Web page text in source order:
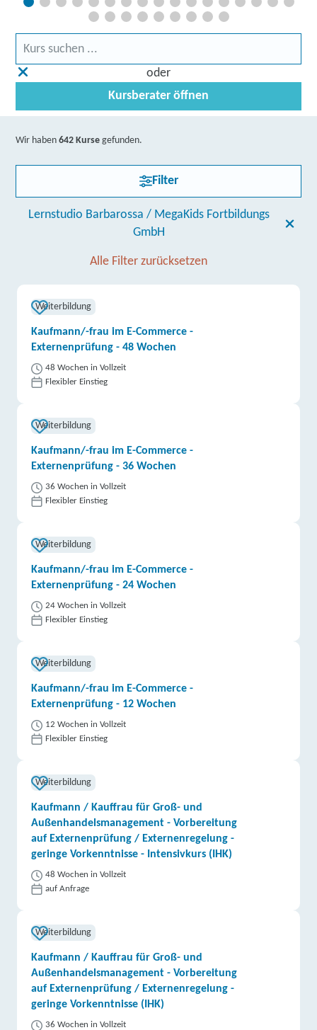
oder
Kursberater öffnen
Wir haben642 Kurse gefunden.
Filter
Lernstudio Barbarossa / MegaKids Fortbildungs
GmbH
Alle Filter zurücksetzen
Weiterbildung
Kaufmann/-frau im E-Commerce -
Externenprüfung - 48 Wochen
48 Wochen in Vollzeit
Flexibler Einstieg
Weiterbildung
Kaufmann/-frau im E-Commerce -
Externenprüfung - 36 Wochen
36 Wochen in Vollzeit
Flexibler Einstieg
Weiterbildung
Kaufmann/-frau im E-Commerce -
Externenprüfung - 24 Wochen
24 Wochen in Vollzeit
Flexibler Einstieg
Weiterbildung
Kaufmann/-frau im E-Commerce -
Externenprüfung - 12 Wochen
12 Wochen in Vollzeit
Flexibler Einstieg
Weiterbildung
Kaufmann / Kauffrau für Groß- und
Außenhandelsmanagement - Vorbereitung
auf Externenprüfung / Externenregelung -
geringe Vorkenntnisse - Intensivkurs (IHK)
48 Wochen in Vollzeit
auf Anfrage
Weiterbildung
Kaufmann / Kauffrau für Groß- und
Außenhandelsmanagement - Vorbereitung
auf Externenprüfung / Externenregelung -
geringe Vorkenntnisse (IHK)
36 Wochen in Vollzeit